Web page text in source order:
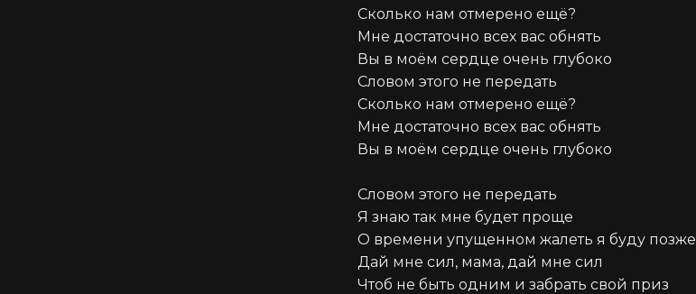
Сколько нам отмерено ещё?
Мне достаточно всех вас обнять
Вы в моём сердце очень глубоко
Словом этого не передать
Сколько нам отмерено ещё?
Мне достаточно всех вас обнять
Вы в моём сердце очень глубоко
Словом этого не передать
Я знаю так мне будет проще
О времени упущенном жалеть я буду позже
Дай мне сил, мама, дай мне сил
Чтоб не быть одним и забрать свой приз